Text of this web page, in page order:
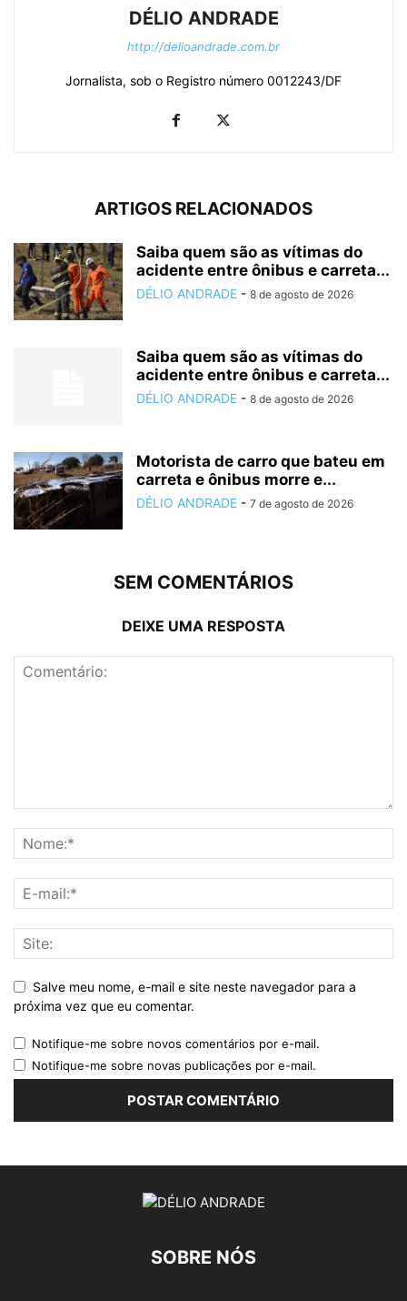
DÉLIO ANDRADE
http://delioandrade.com.br
Jornalista, sob o Registro número 0012243/DF
ARTIGOS RELACIONADOS
Saiba quem são as vítimas do
acidente entre ônibus e carreta...
DÉLIO ANDRADE - 8 de agosto de 2026
Saiba quem são as vítimas do
acidente entre ônibus e carreta...
DÉLIO ANDRADE - 8 de agosto de 2026
Motorista de carro que bateu em
carreta e ônibus morre e...
DÉLIO ANDRADE - 7 de agosto de 2026
SEM COMENTÁRIOS
DEIXE UMA RESPOSTA
Salve meu nome, e-mail e site neste navegador para a
próxima vez que eu comentar.
Notifique-me sobre novos comentários por e-mail.
Notifique-me sobre novas publicações por e-mail.
SOBRE NÓS